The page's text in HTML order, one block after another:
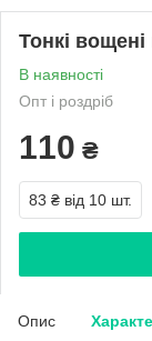
Тонкі
В наявності
Опт і роздріб
110 ₴
83 ₴ від 10 шт.
Опис